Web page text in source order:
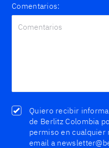
Comentarios:
Quiero recibir
de Berlitz Colombia
permiso en cualquier
email a